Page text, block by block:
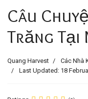
Câu
Trăng Tại
Quang Harvest
Các Nhà
Last Updated: 18